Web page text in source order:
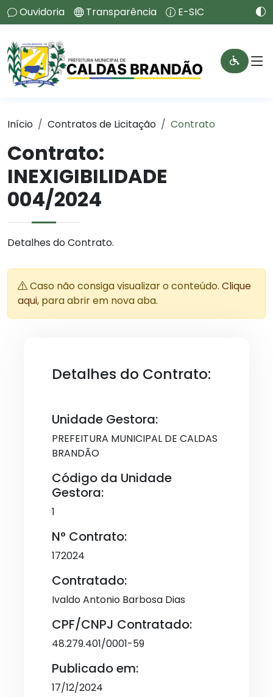
Ouvidoria Transparência E-SIC
Início Contratos de Licitação Contrato
Contrato:
INEXIGIBILIDADE
004/2024
Detalhes do Contrato.
Caso não consiga visualizar o conteúdo. Clique
aqui, para abrir em nova aba.
Detalhes do Contrato:
Unidade Gestora:
PREFEITURA MUNICIPAL DE CALDAS
BRANDÃO
Código da Unidade
Gestora:
1
N° Contrato:
172024
Contratado:
Ivaldo Antonio Barbosa Dias
CPF/CNPJ Contratado:
48.279.401/0001-59
Publicado em:
17/12/2024